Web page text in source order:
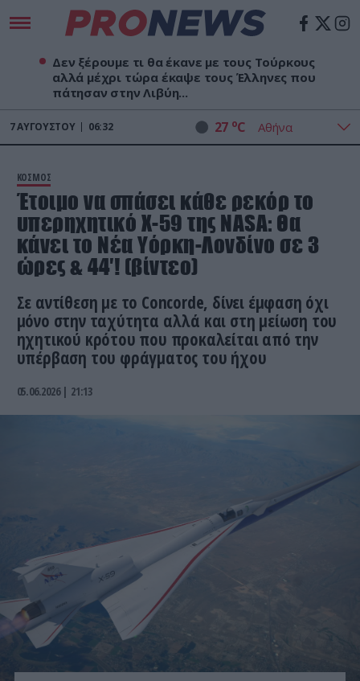
Δεν ξέρουμε τι θα έκανε με τους Τούρκους
αλλά μέχρι τώρα έκαψε τους Έλληνες που
πάτησαν στην Λιβύη...
7ΑΥΓΟΎΣΤΟΥ 06:32 27 oC
ΚΟΣΜΟΣ
Έτοιμο να σπάσει κάθε ρεκόρ το
υπερηχητικό Χ-59 της NASA: Θα
κάνει το Νέα Υόρκη-Λονδίνο σε 3
ώρες & 44′! (βίντεο)
Σε αντίθεση με το Concorde, δίνει έμφαση όχι
μόνο στην ταχύτητα αλλά και στη μείωση του
ηχητικού κρότου που προκαλείται από την
υπέρβαση του φράγματος του ήχου
05.06.2026 | 21:13